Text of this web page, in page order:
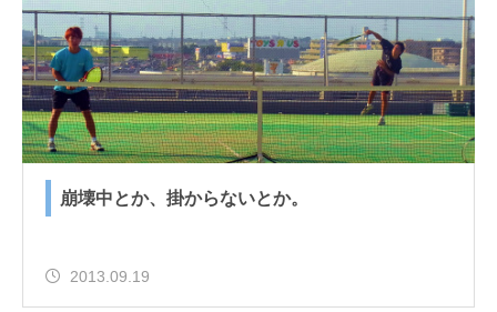
崩壊中とか、掛からないとか。
2013.09.19